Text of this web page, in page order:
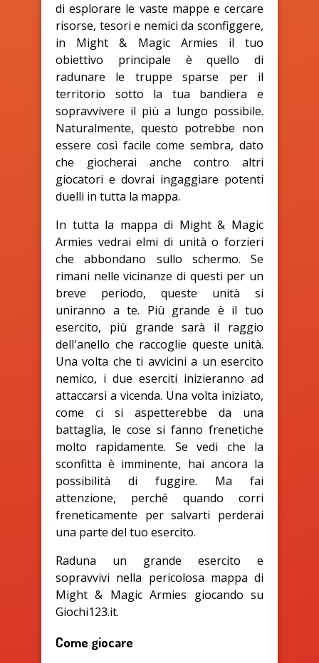
di esplorare le vaste mappe e cercare
risorse, tesori e nemici da sconfiggere,
in Might & Magic Armies il tuo
obiettivo principale è quello di
radunare le truppe sparse per il
territorio sotto la tua bandiera e
sopravvivere il più a lungo possibile.
Naturalmente, questo potrebbe non
essere così facile come sembra, dato
che giocherai anche contro altri
giocatori e dovrai ingaggiare potenti
duelli in tutta la mappa.
In tutta la mappa di Might & Magic
Armies vedrai elmi di unità o forzieri
che abbondano sullo schermo. Se
rimani nelle vicinanze di questi per un
breve periodo, queste unità si
uniranno a te. Più grande è il tuo
esercito, più grande sarà il raggio
dell'anello che raccoglie queste unità.
Una volta che ti avvicini a un esercito
nemico, i due eserciti inizieranno ad
attaccarsi a vicenda. Una volta iniziato,
come ci si aspetterebbe da una
battaglia, le cose si fanno frenetiche
molto rapidamente. Se vedi che la
sconfitta è imminente, hai ancora la
possibilità di fuggire. Ma fai
attenzione, perché quando corri
freneticamente per salvarti perderai
una parte del tuo esercito.
Raduna un grande esercito e
sopravvivi nella pericolosa mappa di
Might & Magic Armies giocando su
Giochi123.it.
Come giocare